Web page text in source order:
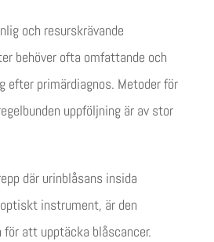
och resurskrävande
behöver ofta omfattande och
efter primärdiagnos. Metoder för
uppföljning är av stor
där urinblåsans insida
instrument, är den
att upptäcka blåscancer.